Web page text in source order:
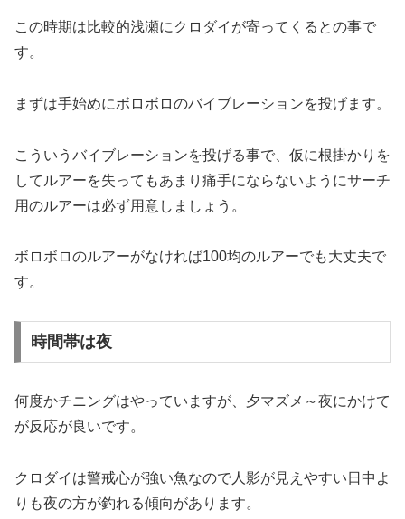
この時期は比較的浅瀬にクロダイが寄ってくるとの事で
す。
まずは手始めにボロボロのバイブレーションを投げます。
こういうバイブレーションを投げる事で、仮に根掛かりを
してルアーを失ってもあまり痛手にならないようにサーチ
用のルアーは必ず用意しましょう。
ボロボロのルアーがなければ100均のルアーでも大丈夫で
す。
時間帯は夜
何度かチニングはやっていますが、夕マズメ～夜にかけて
が反応が良いです。
クロダイは警戒心が強い魚なので人影が見えやすい日中よ
りも夜の方が釣れる傾向があります。